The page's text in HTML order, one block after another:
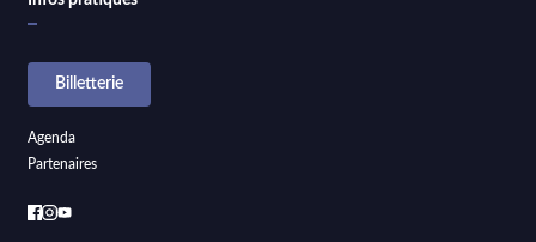
Billetterie
Agenda
Partenaires